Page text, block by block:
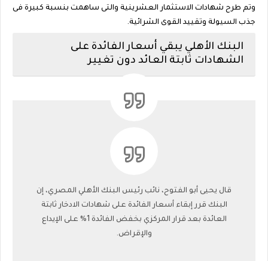
وتم طرح شهادات الاستثمار العشرينية والتى ساهمت بنسبة كبيرة فى
جذب السيولة وتقييد القوى الشرائية.
البنك الأهلي يبقي أسعار الفائدة على
الشهادات ثابتة العائد دون تغيير
قال يحيى أبو الفتوح، نائب رئيس البنك الأهلي المصري، إن
البنك قرر إبقاء أسعار الفائدة على شهادات الادخار ثابتة
العائدة بعد قرار المركزي بخفض الفائدة 1% على الإيداع
والإقراض.